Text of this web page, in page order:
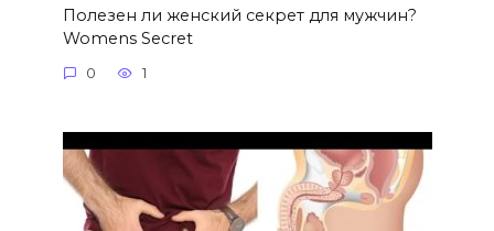
Полезен ли женский секрет для мужчин?
Womens Secret
0 1